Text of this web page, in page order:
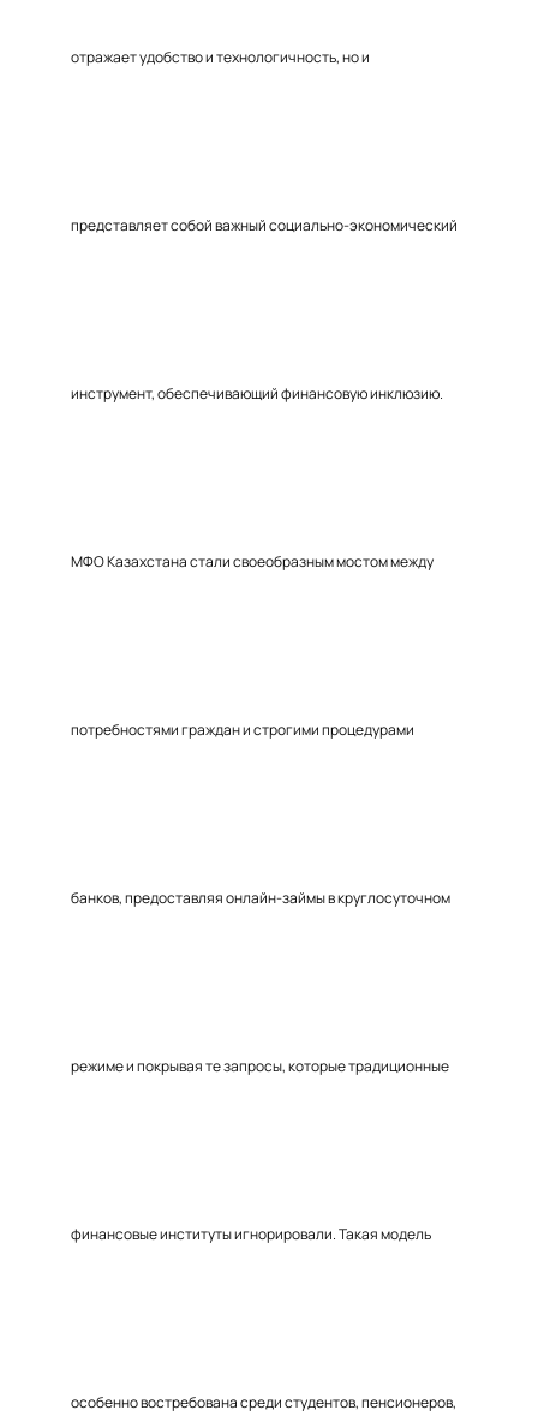
отражает удобство и технологичность, но и
представляет собой важный социально-экономический
инструмент, обеспечивающий финансовую инклюзию.
МФО Казахстана стали своеобразным мостом между
потребностями граждан и строгими процедурами
банков, предоставляя онлайн-займы в круглосуточном
режиме и покрывая те запросы, которые традиционные
финансовые институты игнорировали. Такая модель
особенно востребована среди студентов, пенсионеров,